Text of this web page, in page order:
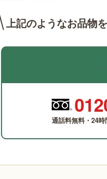
上記のようなお品物
通話料無料・24